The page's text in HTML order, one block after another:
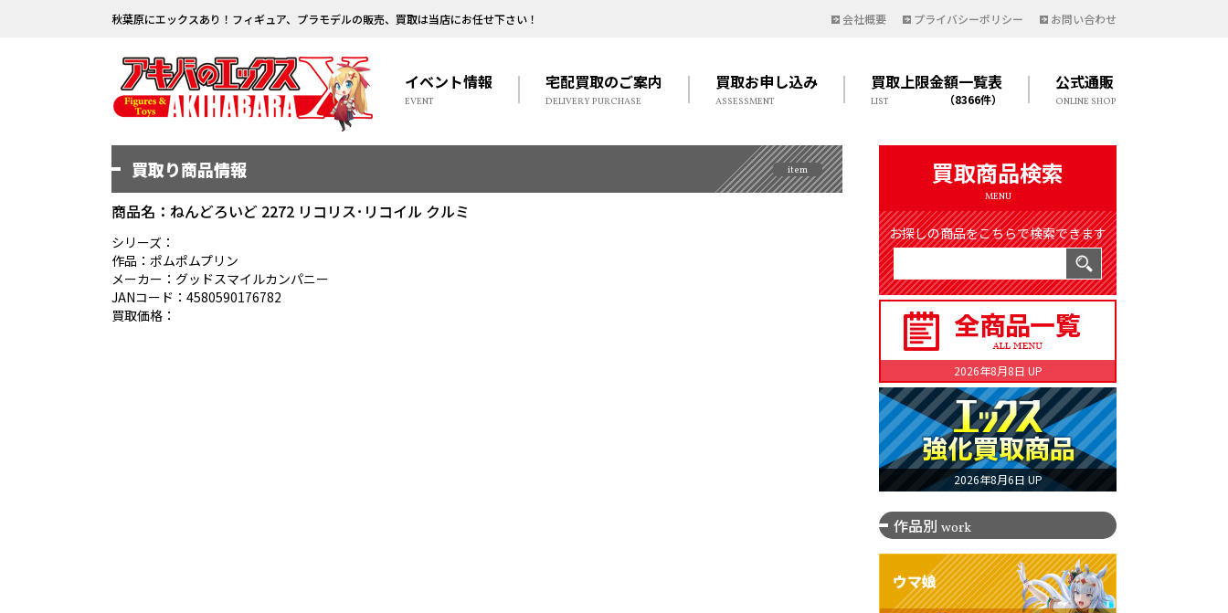
秋葉原にエックスあり！フィギュア、プラモデルの販売、買取は当店にお任せ下さい！ 会社概要 プライバシーポリシー お問い合わせ
イベント情報
EVENT
宅配買取のご案内
DELIVERY PURCHASE
買取お申し込み
ASSESSMENT
買取上限金額一覧表
（8366件）
LIST
公式通販
ONLINE SHOP
買取り商品情報 item
商品名：ねんどろいど 2272 リコリス･リコイル クルミ
シリーズ：
作品：ポムポムプリン
メーカー：グッドスマイルカンパニー
JANコード：4580590176782
買取価格：
買取商品検索
MENU
お探しの商品をこちらで検索できます
2026年8月8日 UP
2026年8月6日 UP
作品別 work
ウマ娘